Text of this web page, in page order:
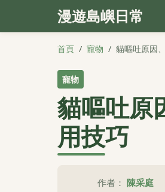
漫遊島嶼日常
首頁 / 寵物 / 貓嘔吐原因
寵物
貓嘔吐原
用技巧
作者： 陳采庭